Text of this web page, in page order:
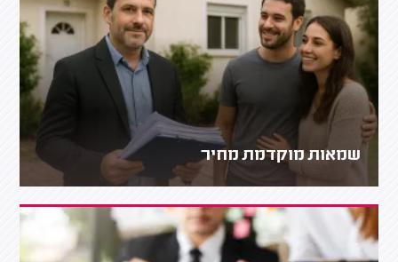
שמאות מוקדמת מחיר